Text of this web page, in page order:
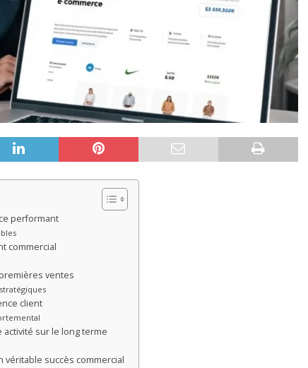
performant
commercial
ventes
client
sur le long terme
succès commercial